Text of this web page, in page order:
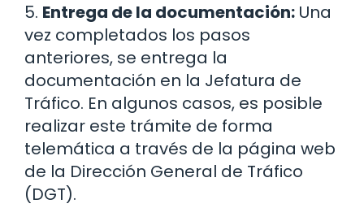
5. Entrega de la documentación: Una
vez completados los pasos
anteriores, se entrega la
documentación en la Jefatura de
Tráfico. En algunos casos, es posible
realizar este trámite de forma
telemática a través de la página web
de la Dirección General de Tráfico
(DGT).